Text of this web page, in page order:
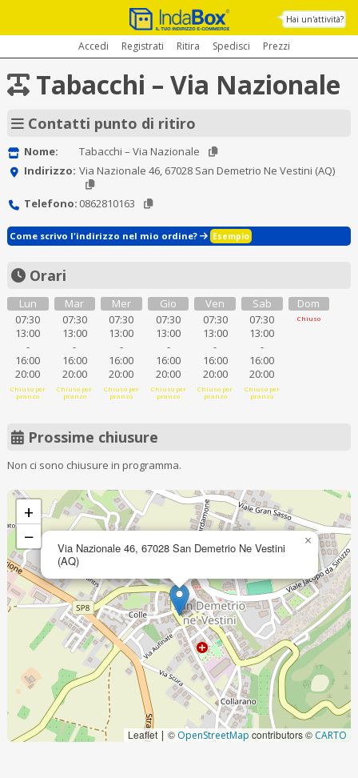
Hai un'attività?
Accedi Registrati Ritira Spedisci Prezzi
Tabacchi – Via Nazionale
Contatti punto di ritiro
Nome:
Tabacchi – Via Nazionale
Indirizzo: Via Nazionale 46, 67028 San Demetrio Ne Vestini (AQ)
Telefono: 0862810163
Come scrivo l'indirizzo nel mio ordine? Esempio
Orari
Lun
07:30
13:00
-
16:00
20:00
Chiuso per
pranzo
Mar
07:30
13:00
-
16:00
20:00
Chiuso per
pranzo
Mer
07:30
13:00
-
16:00
20:00
Chiuso per
pranzo
Gio
07:30
13:00
-
16:00
20:00
Chiuso per
pranzo
Ven
07:30
13:00
-
16:00
20:00
Chiuso per
pranzo
Sab
07:30
13:00
-
16:00
20:00
Chiuso per
pranzo
Dom
Chiuso
Prossime chiusure
Non ci sono chiusure in programma.
Via Nazionale 46, 67028 San Demetrio Ne Vestini
(AQ)
×
+
−
Leaflet | © OpenStreetMap contributors © CARTO